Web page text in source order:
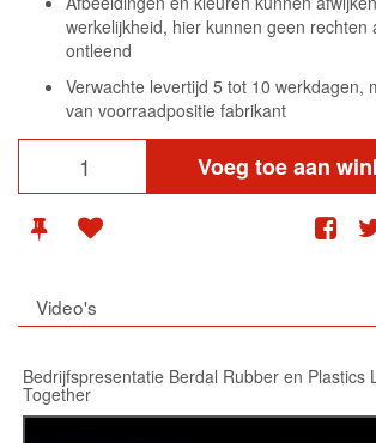
werkelijkheid, hier kunnen geen rechten
ontleend
Verwachte levertijd 5 tot 10 werkdagen,
van voorraadpositie fabrikant
Voeg toe aan
Video's
Bedrijfspresentatie Berdal Rubber en Plastics
Together